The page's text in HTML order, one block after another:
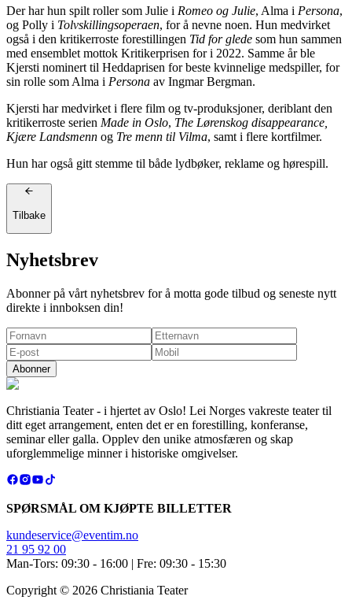
Der har hun spilt roller som Julie i Romeo og Julie, Alma i Persona,
og Polly i Tolvskillingsoperaen, for å nevne noen. Hun medvirket
også i den kritikerroste forestillingen Tid for glede som hun sammen
med ensemblet mottok Kritikerprisen for i 2022. Samme år ble
Kjersti nominert til Heddaprisen for beste kvinnelige medspiller, for
sin rolle som Alma i Persona av Ingmar Bergman.
Kjersti har medvirket i flere film og tv-produksjoner, deriblant den
kritikerroste serien Made in Oslo, The Lørenskog disappearance,
Kjære Landsmenn og Tre menn til Vilma, samt i flere kortfilmer.
Hun har også gitt stemme til både lydbøker, reklame og hørespill.
Tilbake
Nyhetsbrev
Abonner på vårt nyhetsbrev for å motta gode tilbud og seneste nytt
direkte i innboksen din!
Abonner
Christiania Teater - i hjertet av Oslo! Lei Norges vakreste teater til
ditt eget arrangement, enten det er en forestilling, konferanse,
seminar eller galla. Opplev den unike atmosfæren og skap
uforglemmelige minner i historiske omgivelser.
SPØRSMÅL OM KJØPTE BILLETTER
kundeservice@eventim.no
21 95 92 00
Man-Tors: 09:30 - 16:00 | Fre: 09:30 - 15:30
Copyright © 2026 Christiania Teater